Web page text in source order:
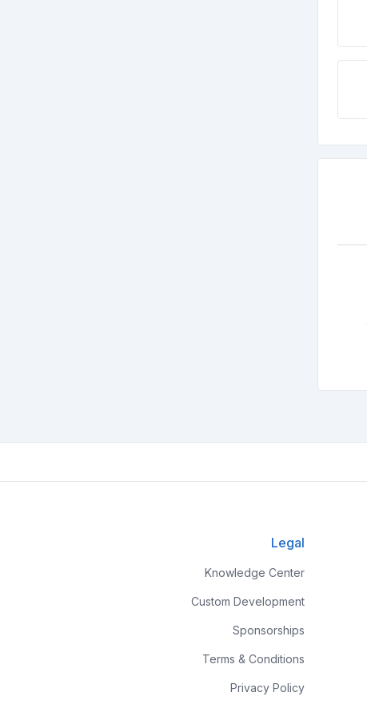
Legal
Knowledge Center
Custom Development
Sponsorships
Terms & Conditions
Privacy Policy